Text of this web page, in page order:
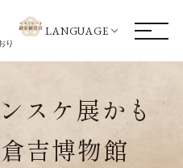
り
LANGUAGE
スケ展かも
吉博物館